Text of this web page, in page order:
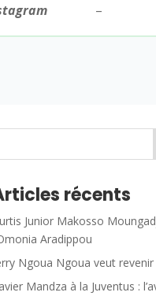
–
récents
Junior Makosso
Aradippou
Ngoua Ngoua veut
Mandza à la Juventus :